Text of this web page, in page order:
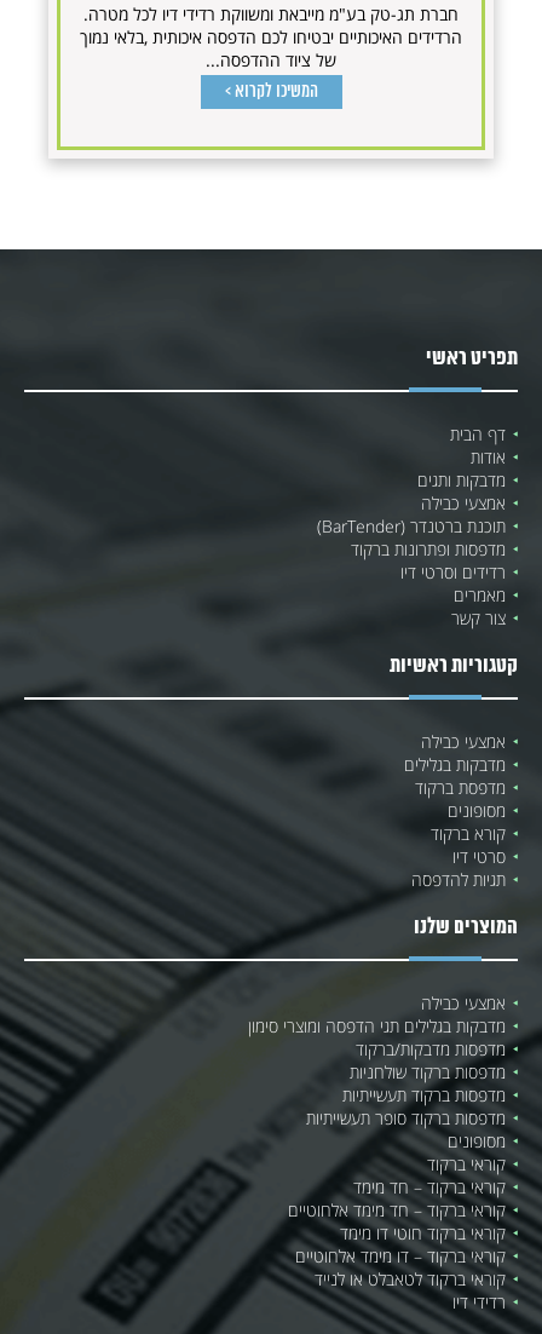
חברת תג-טק בע"מ מייבאת ומשווקת רדידי דיו לכל מטרה.
הרדידים האיכותיים יבטיחו לכם הדפסה איכותית ,בלאי נמוך
של ציוד ההדפסה...
המשיכו לקרוא >
תפריט ראשי
דף הבית
אודות
מדבקות ותגים
אמצעי כבילה
תוכנת ברטנדר (BarTender)
מדפסות ופתרונות ברקוד
רדידים וסרטי דיו
מאמרים
צור קשר
קטגוריות ראשיות
אמצעי כבילה
מדבקות בגלילים
מדפסת ברקוד
מסופונים
קורא ברקוד
סרטי דיו
תגיות להדפסה
המוצרים שלנו
אמצעי כבילה
מדבקות בגלילים תגי הדפסה ומוצרי סימון
מדפסות מדבקות/ברקוד
מדפסות ברקוד שולחניות
מדפסות ברקוד תעשייתיות
מדפסות ברקוד סופר תעשייתיות
מסופונים
קוראי ברקוד
קוראי ברקוד – חד מימד
קוראי ברקוד – חד מימד אלחוטיים
קוראי ברקוד חוטי דו מימד
קוראי ברקוד – דו מימד אלחוטיים
קוראי ברקוד לטאבלט או לנייד
רדידי דיו